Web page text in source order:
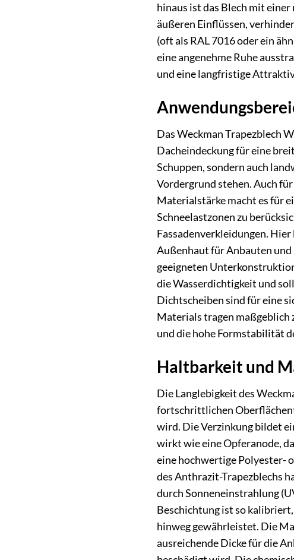
hinaus ist das Blech mit
äußeren Einflüssen,
(oft als RAL 7016 oder ein
eine angenehme Ruhe
und eine langfristige
Das Weckman Trapezblech
Dacheindeckung für eine
Schuppen, sondern auch
Vordergrund stehen. Auch
Materialstärke macht es für
Schneelastzonen zu
Fassadenverkleidungen.
Außenhaut für Anbauten und
geeigneten
die Wasserdichtigkeit und
Dichtscheiben sind für eine
Materials tragen maßgeblich
und die hohe Formstabilität
Haltbarkeit und
Die Langlebigkeit des
fortschrittlichen
wird. Die Verzinkung bildet
wirkt wie eine Opferanode,
eine hochwertige Polyester-
des Anthrazit-Trapezblechs
durch Sonneneinstrahlung
Beschichtung ist so
hinweg gewährleistet. Die
ausreichende Dicke für die